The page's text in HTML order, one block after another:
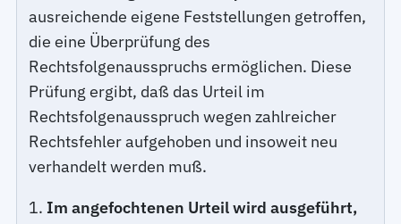
ausreichende eigene Feststellungen getroffen,
die eine Überprüfung des
Rechtsfolgenausspruchs ermöglichen. Diese
Prüfung ergibt, daß das Urteil im
Rechtsfolgenausspruch wegen zahlreicher
Rechtsfehler aufgehoben und insoweit neu
verhandelt werden muß.
1. Im angefochtenen Urteil wird ausgeführt,